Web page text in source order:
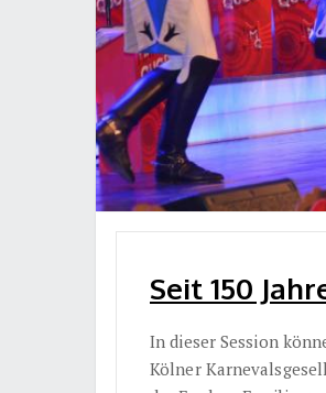
Seit 150
In dieser Session
Kölner